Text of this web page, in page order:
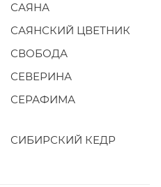
САЯНА
САЯНСКИЙ ЦВЕТНИК
СВОБОДА
СЕВЕРИНА
СЕРАФИМА
СИБИРСКИЙ КЕДР